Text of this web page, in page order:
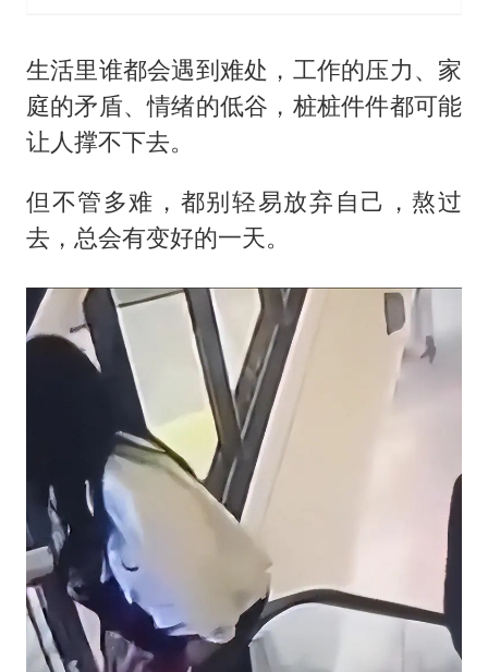
生活里谁都会遇到难处，工作的压力、家
庭的矛盾、情绪的低谷，桩桩件件都可能
让人撑不下去。
但不管多难，都别轻易放弃自己，熬过
去，总会有变好的一天。